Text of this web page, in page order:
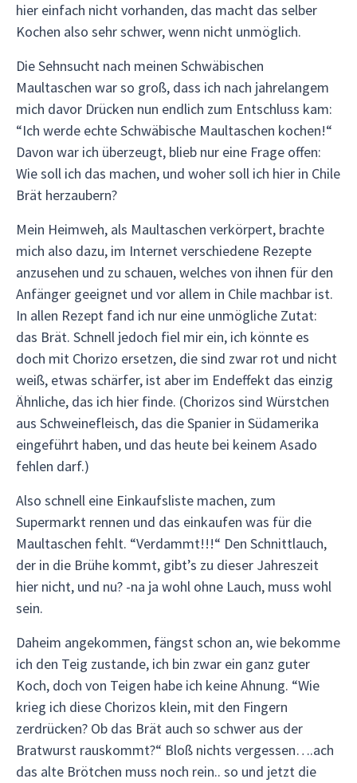
hier einfach nicht vorhanden, das macht das selber
Kochen also sehr schwer, wenn nicht unmöglich.
Die Sehnsucht nach meinen Schwäbischen
Maultaschen war so groß, dass ich nach jahrelangem
mich davor Drücken nun endlich zum Entschluss kam:
“Ich werde echte Schwäbische Maultaschen kochen!“
Davon war ich überzeugt, blieb nur eine Frage offen:
Wie soll ich das machen, und woher soll ich hier in Chile
Brät herzaubern?
Mein Heimweh, als Maultaschen verkörpert, brachte
mich also dazu, im Internet verschiedene Rezepte
anzusehen und zu schauen, welches von ihnen für den
Anfänger geeignet und vor allem in Chile machbar ist.
In allen Rezept fand ich nur eine unmögliche Zutat:
das Brät. Schnell jedoch fiel mir ein, ich könnte es
doch mit Chorizo ersetzen, die sind zwar rot und nicht
weiß, etwas schärfer, ist aber im Endeffekt das einzig
Ähnliche, das ich hier finde. (Chorizos sind Würstchen
aus Schweinefleisch, das die Spanier in Südamerika
eingeführt haben, und das heute bei keinem Asado
fehlen darf.)
Also schnell eine Einkaufsliste machen, zum
Supermarkt rennen und das einkaufen was für die
Maultaschen fehlt. “Verdammt!!!“ Den Schnittlauch,
der in die Brühe kommt, gibt’s zu dieser Jahreszeit
hier nicht, und nu? -na ja wohl ohne Lauch, muss wohl
sein.
Daheim angekommen, fängst schon an, wie bekomme
ich den Teig zustande, ich bin zwar ein ganz guter
Koch, doch von Teigen habe ich keine Ahnung. “Wie
krieg ich diese Chorizos klein, mit den Fingern
zerdrücken? Ob das Brät auch so schwer aus der
Bratwurst rauskommt?“ Bloß nichts vergessen….ach
das alte Brötchen muss noch rein.. so und jetzt die